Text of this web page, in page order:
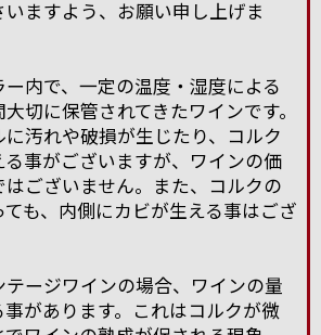
ますよう、お願い申し上げま
ー内で、一定の温度・湿度による
切に保管されてきたワインです。
汚れや破損が生じたり、コルク
る事がございますが、ワインの価
ございません。また、コルクの
ても、内側にカビが生える事はござ
テージワインの場合、ワインの量
があります。これはコルクが微